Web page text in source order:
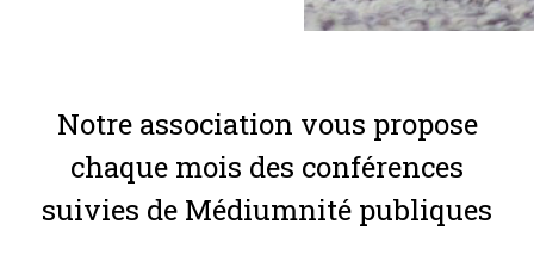
Notre association vous propose
chaque mois des conférences
suivies de Médiumnité publiques